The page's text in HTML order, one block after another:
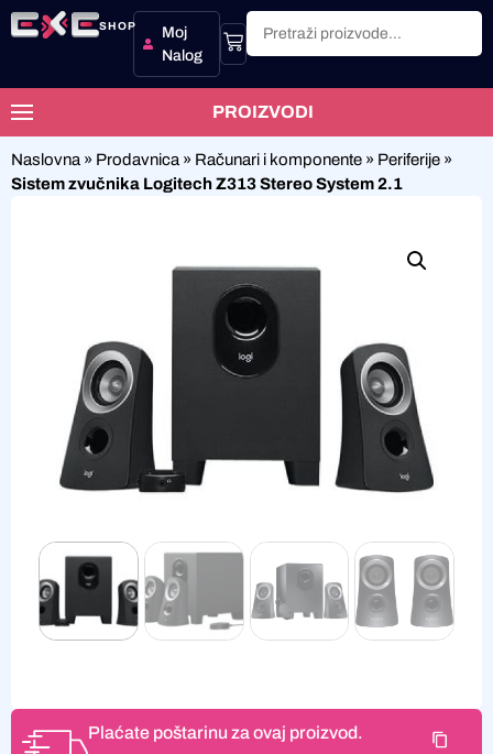
SHOP
Moj
Nalog
PROIZVODI
Naslovna » Prodavnica » Računari i komponente » Periferije »
Sistem zvučnika Logitech Z313 Stereo System 2.1
Plaćate poštarinu za ovaj proizvod.